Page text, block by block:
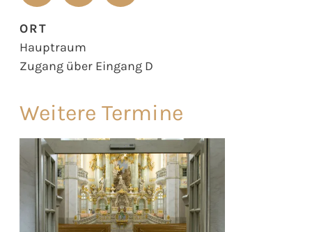
ORT
Hauptraum
Zugang über Eingang D
Weitere Termine